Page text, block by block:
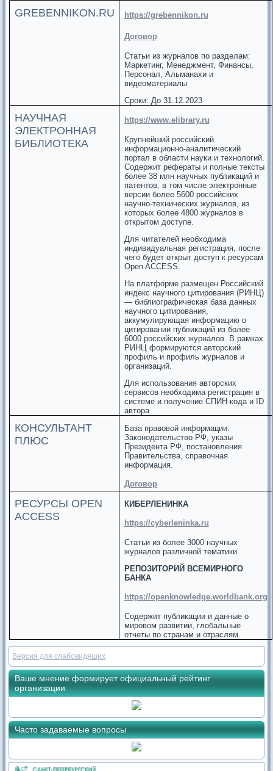
GREBENNIKON.RU https://grebennikon.ru
Договор
Статьи из журналов по разделам:
Маркетинг, Менеджмент, Финансы,
Персонал, Альманахи и
видеоматериалы
Сроки: До 31.12.2023
НАУЧНАЯ
ЭЛЕКТРОННАЯ
БИБЛИОТЕКА
https://www.elibrary.ru
Крупнейший российский
информационно-аналитический
портал в области науки и технологий.
Содержит рефераты и полные тексты
более 38 млн научных публикаций и
патентов, в том числе электронные
версии более 5600 российских
научно-технических журналов, из
которых более 4800 журналов в
открытом доступе.
Для читателей необходима
индивидуальная регистрация, после
чего будет открыт доступ к ресурсам
Open ACCESS.
На платформе размещен Российский
индекс научного цитирования (РИНЦ)
— библиографическая база данных
научного цитирования,
аккумулирующая информацию о
цитировании публикаций из более
6000 российских журналов. В рамках
РИНЦ формируются авторский
профиль и профиль журналов и
организаций.
Для использования авторских
сервисов необходима регистрация в
системе и получение СПИН-кода и ID
автора.
КОНСУЛЬТАНТ
ПЛЮС
База правовой информации.
Законодательство РФ, указы
Президента РФ, постановления
Правительства, справочная
информация.
Договор
РЕСУРСЫ OPEN
ACCESS
КИБЕРЛЕНИНКА
https://cyberleninka.ru
Статьи из более 3000 научных
журналов различной тематики.
РЕПОЗИТОРИЙ ВСЕМИРНОГО
БАНКА
https://openknowledge.worldbank.org
Содержит публикации и данные о
мировом развитии, глобальные
отчеты по странам и отраслям.
Версия для слабовидящих
Ваше мнение формирует официальный рейтинг
организации
Часто задаваемые вопросы